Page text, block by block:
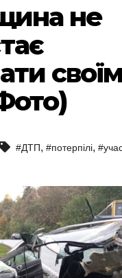
не
#ДТП, #потерпілі,